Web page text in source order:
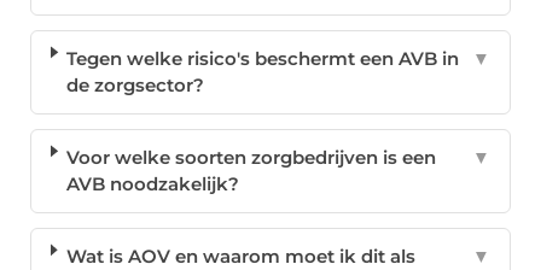
Tegen welke risico's beschermt een AVB in
de zorgsector?
▼
Voor welke soorten zorgbedrijven is een
AVB noodzakelijk?
▼
Wat is AOV en waarom moet ik dit als
▼